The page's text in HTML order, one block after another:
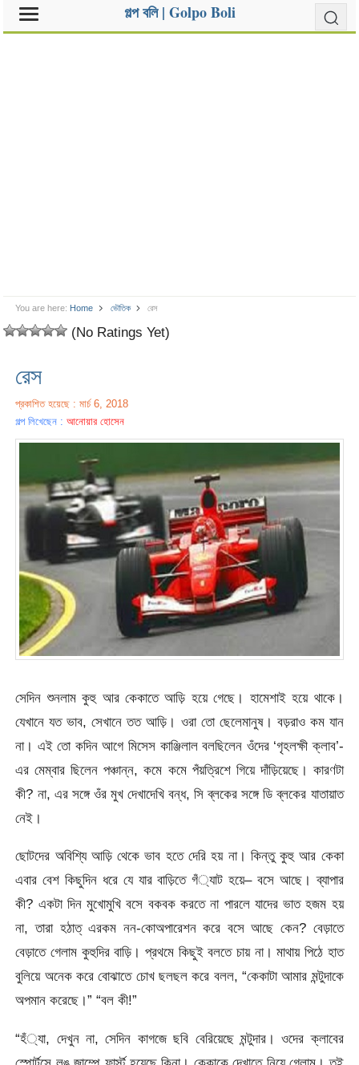
গল্প বলি | Golpo Boli
You are here: Home ভৌতিক রেস
(No Ratings Yet)
রেস
প্রকাশিত হয়েছে : মার্চ 6, 2018
গল্প লিখেছেন :আনোয়ার হোসেন
সেদিন শুনলাম কুহু আর কেকাতে আড়ি হয়ে গেছে। হামেশাই হয়ে থাকে।
যেখানে যত ভাব, সেখানে তত আড়ি। ওরা তো ছেলেমানুষ। বড়রাও কম যান
না। এই তো কদিন আগে মিসেস কাঞ্জিলাল বলছিলেন ওঁদের ‘গৃহলক্ষী ক্লাব’-
এর মেম্বার ছিলেন পঞ্চান্ন, কমে কমে পঁয়ত্রিশে গিয়ে দাঁড়িয়েছে। কারণটা
কী? না, এর সঙ্গে ওঁর মুখ দেখাদেখি বন্ধ, সি ব্লকের সঙ্গে ডি ব্লকের যাতায়াত
নেই।
ছোটদের অবিশ্যি আড়ি থেকে ভাব হতে দেরি হয় না। কিন্তু কুহু আর কেকা
এবার বেশ কিছুদিন ধরে যে যার বাড়িতে গঁ্যাট হয়ে– বসে আছে। ব্যাপার
কী? একটা দিন মুখোমুখি বসে বকবক করতে না পারলে যাদের ভাত হজম হয়
না, তারা হঠাত্‌ এরকম নন-কোঅপারেশন করে বসে আছে কেন? বেড়াতে
বেড়াতে গেলাম কুহুদির বাড়ি। প্রথমে কিছুই বলতে চায় না। মাথায় পিঠে হাত
বুলিয়ে অনেক করে বোঝাতে চোখ ছলছল করে বলল, “কেকাটা আমার মন্টুদাকে
অপমান করেছে।” “বল কী!”
“হঁ্যা, দেখুন না, সেদিন কাগজে ছবি বেরিয়েছে মন্টুদার। ওদের ক্লাবের